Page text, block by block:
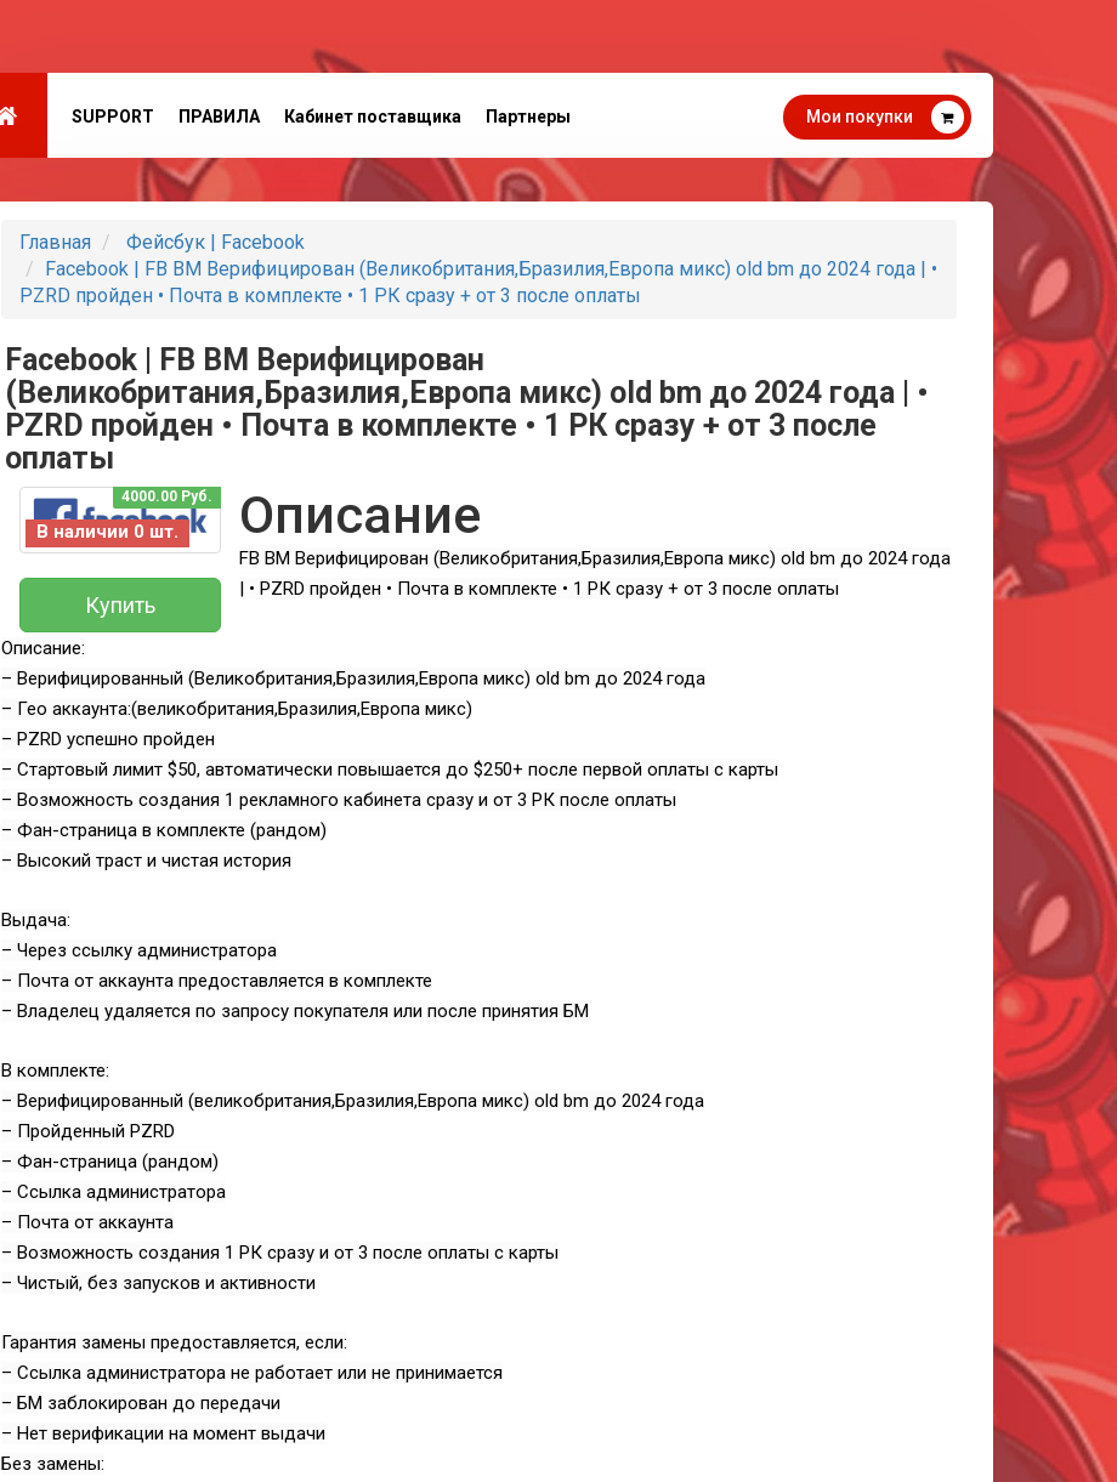
SUPPORT ПРАВИЛА Кабинет поставщика Партнеры Мои покупки
Главная
Фейсбук | Facebook
Facebook | FB BM Верифицирован (Великобритания,Бразилия,Европа микс) old bm до 2024 года | •
PZRD пройден • Почта в комплекте • 1 РК сразу + от 3 после оплаты
Facebook | FB BM Верифицирован
(Великобритания,Бразилия,Европа микс) old bm до 2024 года | •
PZRD пройден • Почта в комплекте • 1 РК сразу + от 3 после
оплаты
В наличии 0 шт.
4000.00 Руб.
Купить
Описание
FB BM Верифицирован (Великобритания,Бразилия,Европа микс) old bm до 2024 года
| • PZRD пройден • Почта в комплекте • 1 РК сразу + от 3 после оплаты
Описание:
– Верифицированный (Великобритания,Бразилия,Европа микс) old bm до 2024 года
– Гео аккаунта:(великобритания,Бразилия,Европа микс)
– PZRD успешно пройден
– Стартовый лимит $50, автоматически повышается до $250+ после первой оплаты с карты
– Возможность создания 1 рекламного кабинета сразу и от 3 РК после оплаты
– Фан-страница в комплекте (рандом)
– Высокий траст и чистая история
Выдача:
– Через ссылку администратора
– Почта от аккаунта предоставляется в комплекте
– Владелец удаляется по запросу покупателя или после принятия БМ
В комплекте:
– Верифицированный (великобритания,Бразилия,Европа микс) old bm до 2024 года
– Пройденный PZRD
– Фан-страница (рандом)
– Ссылка администратора
– Почта от аккаунта
– Возможность создания 1 РК сразу и от 3 после оплаты с карты
– Чистый, без запусков и активности
Гарантия замены предоставляется, если:
– Ссылка администратора не работает или не принимается
– БМ заблокирован до передачи
– Нет верификации на момент выдачи
Без замены: